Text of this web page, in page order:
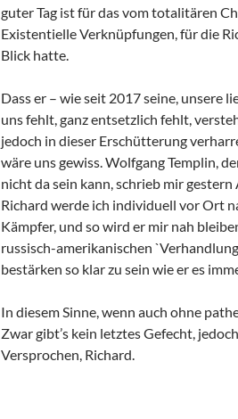
guter Tag ist für das vom totalitären
Existentielle Verknüpfungen, für die
Blick hatte.
Dass er – wie seit 2017 seine, unsere
uns fehlt, ganz entsetzlich fehlt,
jedoch in dieser Erschütterung
wäre uns gewiss. Wolfgang Templin,
nicht da sein kann, schrieb mir
Richard werde ich individuell vor Ort
Kämpfer, und so wird er mir nah
russisch-amerikanischen
bestärken so klar zu sein wie er es
In diesem Sinne, wenn auch ohne
Zwar gibt’s kein letztes Gefecht,
Versprochen, Richard.